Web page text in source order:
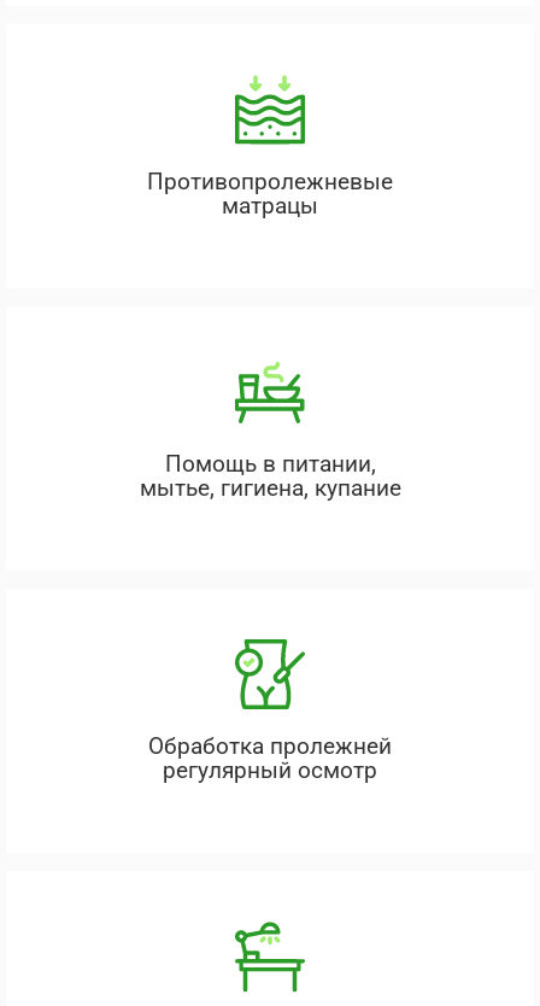
Противопролежневые
матрацы
Помощь в питании,
мытье, гигиена, купание
Обработка пролежней
регулярный осмотр